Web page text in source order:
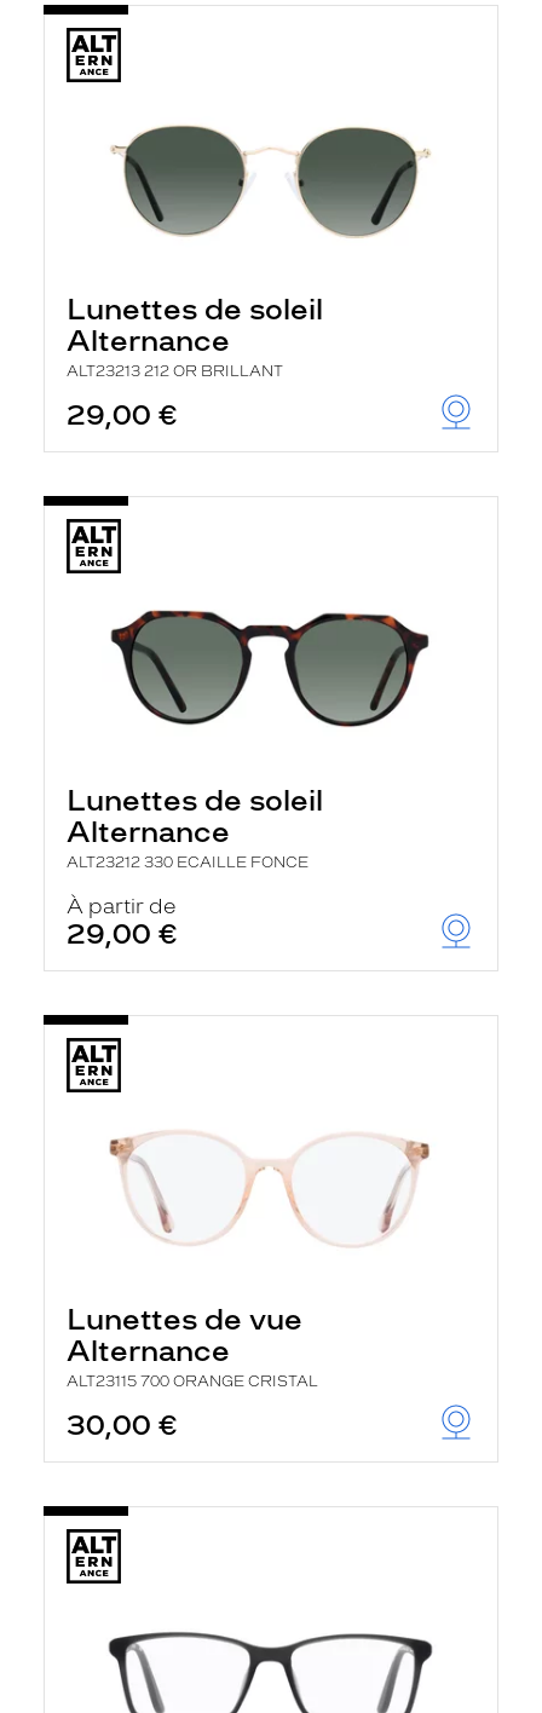
Lunettes de soleil
Alternance
ALT23213 212 OR BRILLANT
29,00 €
Lunettes de soleil
Alternance
ALT23212 330 ECAILLE FONCE
À partir de
29,00 €
Lunettes de vue
Alternance
ALT23115 700 ORANGE CRISTAL
30,00 €